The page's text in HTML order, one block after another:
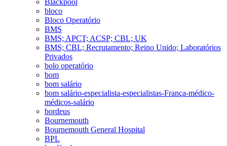
bloco
Bloco Operatório
BMS
BMS; APCT; ACSP; CBL; UK
BMS; CBL; Recrutamento; Reino Unido; Laboratórios
Privados
bolo operatório
bom
bom salário
bom salário-especialista-especialistas-França-médico-
médicos-salário
bordeus
Bournemouth
Bournemouth General Hospital
BPL